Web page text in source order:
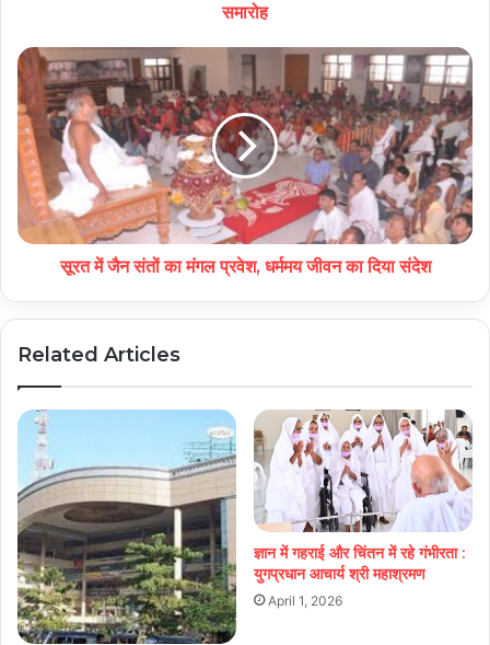
समारोह
सूरत में जैन संतों का मंगल प्रवेश, धर्ममय जीवन का दिया संदेश
Related Articles
ज्ञान में गहराई और चिंतन में रहे गंभीरता :
युगप्रधान आचार्य श्री महाश्रमण
April 1, 2026